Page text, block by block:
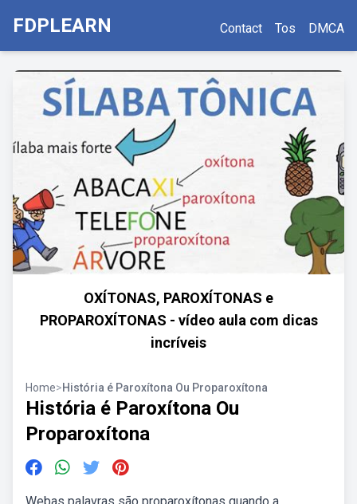
FDPLEARN Contact Tos DMCA
OXÍTONAS, PAROXÍTONAS e
PROPAROXÍTONAS - vídeo aula com dicas
incríveis
Home>História é Paroxítona Ou Proparoxítona
História é Paroxítona Ou
Proparoxítona